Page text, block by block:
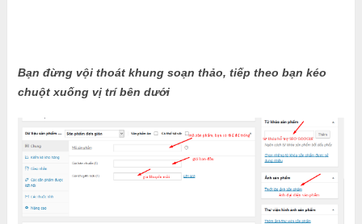
Bạn đừng vội thoát khung soạn thảo, tiếp theo bạn kéo
chuột xuống vị trí bên dưới